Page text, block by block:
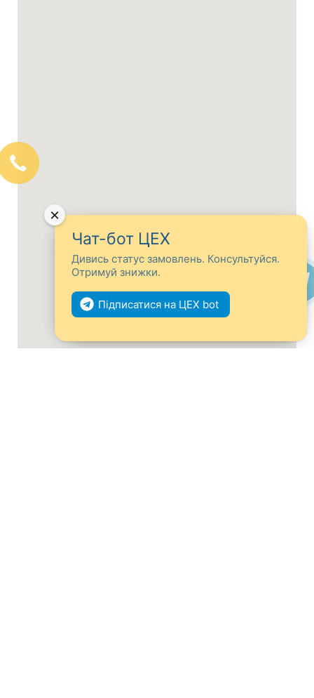
Чат-бот ЦЕХ
Дивись статус замовлень. Консультуйся.
Отримуй знижки.
Підписатися на ЦЕХ bot
×